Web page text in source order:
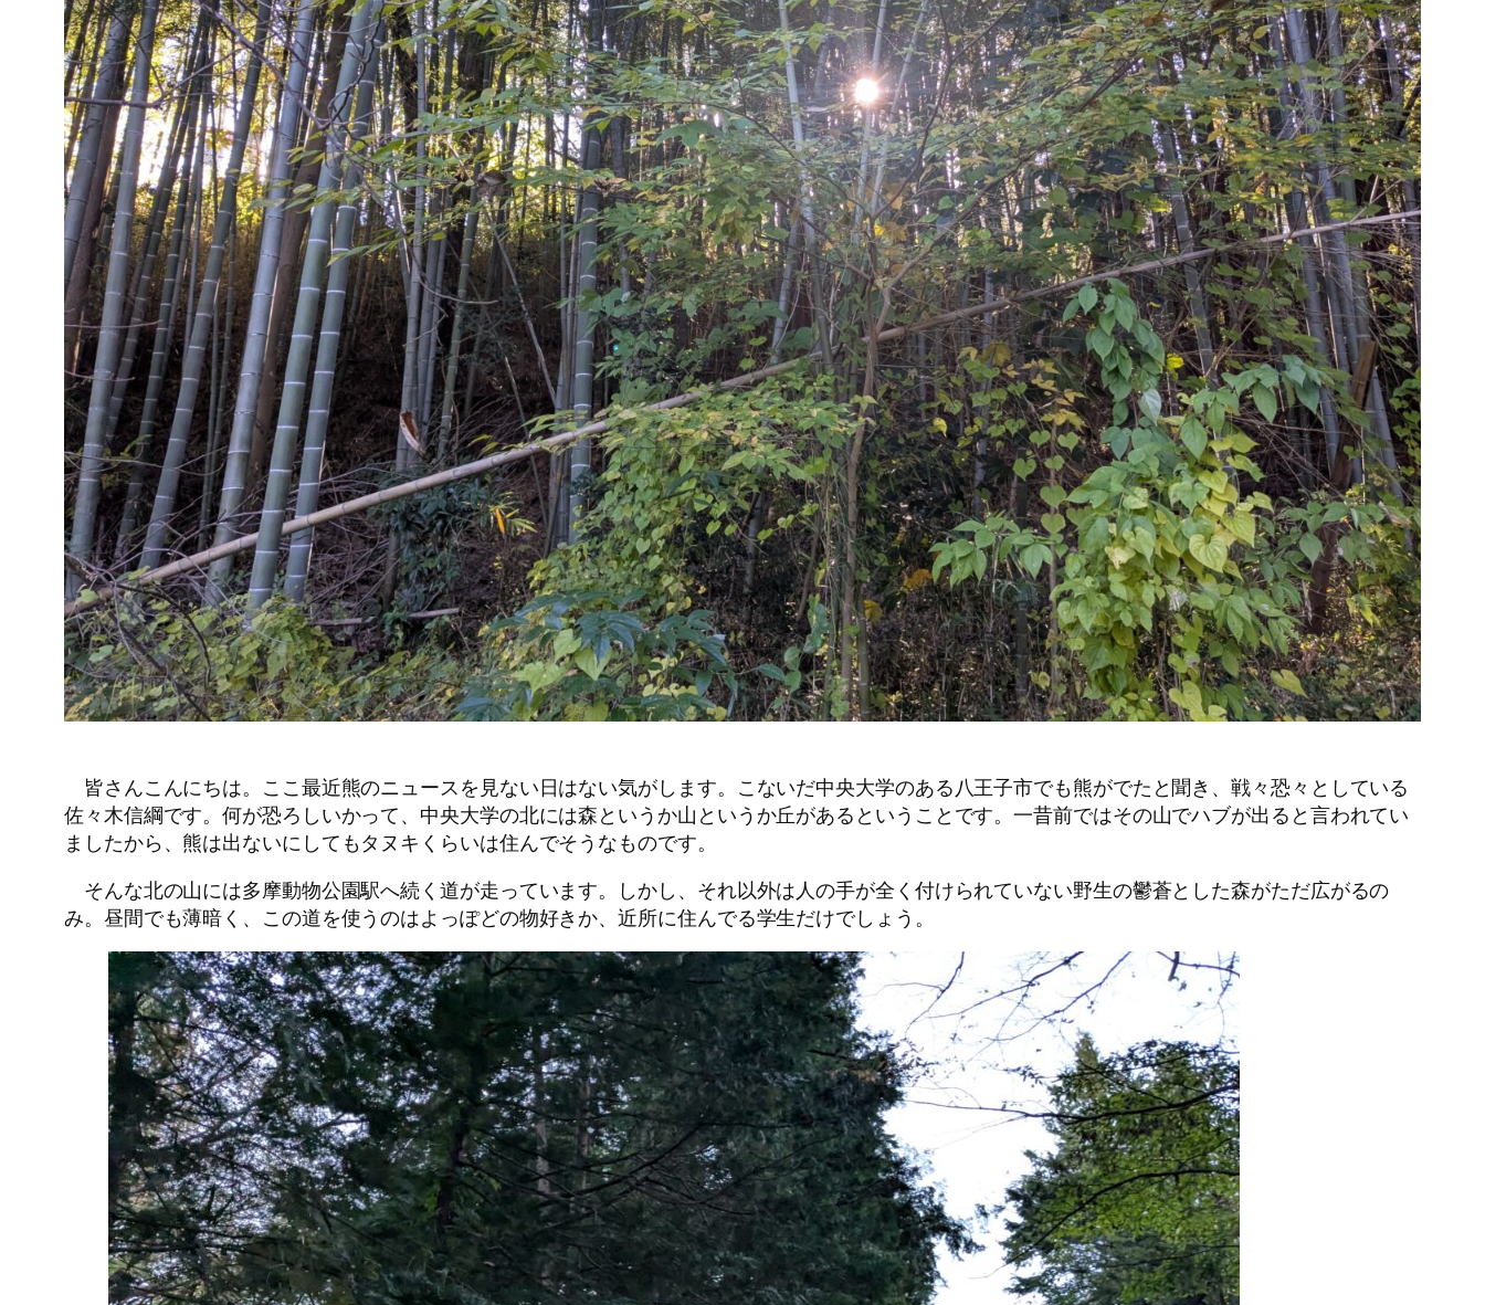
皆さんこんにちは。ここ最近熊のニュースを見ない日はない気がします。こないだ中央大学のある八王子市でも熊がでたと聞き、戦々恐々としている
佐々木信綱です。何が恐ろしいかって、中央大学の北には森というか山というか丘があるということです。一昔前ではその山でハブが出ると言われてい
ましたから、熊は出ないにしてもタヌキくらいは住んでそうなものです。
そんな北の山には多摩動物公園駅へ続く道が走っています。しかし、それ以外は人の手が全く付けられていない野生の鬱蒼とした森がただ広がるの
み。昼間でも薄暗く、この道を使うのはよっぽどの物好きか、近所に住んでる学生だけでしょう。